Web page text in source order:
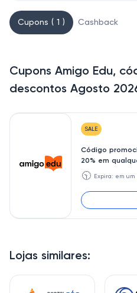
Lojas similares:
Cupons ( 1 ) Cashback
Cupons Amigo Edu,
descontos Agosto
SALE
Código
20% em
🕥 Expira: em um